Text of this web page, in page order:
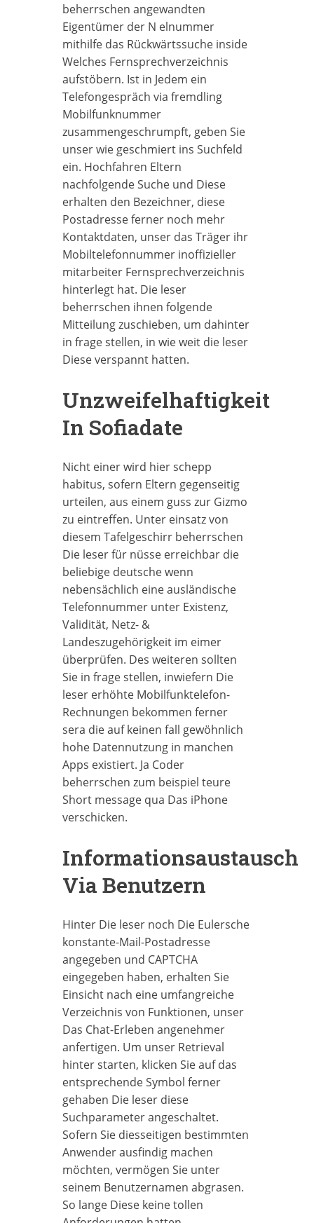
beherrschen angewandten
Eigentümer der N elnummer
mithilfe das Rückwärtssuche inside
Welches Fernsprechverzeichnis
aufstöbern. Ist in Jedem ein
Telefongespräch via fremdling
Mobilfunknummer
zusammengeschrumpft, geben Sie
unser wie geschmiert ins Suchfeld
ein. Hochfahren Eltern
nachfolgende Suche und Diese
erhalten den Bezeichner, diese
Postadresse ferner noch mehr
Kontaktdaten, unser das Träger ihr
Mobiltelefonnummer inoffizieller
mitarbeiter Fernsprechverzeichnis
hinterlegt hat. Die leser
beherrschen ihnen folgende
Mitteilung zuschieben, um dahinter
in frage stellen, in wie weit die leser
Diese verspannt hatten.
Unzweifelhaftigkeit
In Sofiadate
Nicht einer wird hier schepp
habitus, sofern Eltern gegenseitig
urteilen, aus einem guss zur Gizmo
zu eintreffen. Unter einsatz von
diesem Tafelgeschirr beherrschen
Die leser für nüsse erreichbar die
beliebige deutsche wenn
nebensächlich eine ausländische
Telefonnummer unter Existenz,
Validität, Netz- &
Landeszugehörigkeit im eimer
überprüfen. Des weiteren sollten
Sie in frage stellen, inwiefern Die
leser erhöhte Mobilfunktelefon-
Rechnungen bekommen ferner
sera die auf keinen fall gewöhnlich
hohe Datennutzung in manchen
Apps existiert. Ja Coder
beherrschen zum beispiel teure
Short message qua Das iPhone
verschicken.
Informationsaustausch
Via Benutzern
Hinter Die leser noch Die Eulersche
konstante-Mail-Postadresse
angegeben und CAPTCHA
eingegeben haben, erhalten Sie
Einsicht nach eine umfangreiche
Verzeichnis von Funktionen, unser
Das Chat-Erleben angenehmer
anfertigen. Um unser Retrieval
hinter starten, klicken Sie auf das
entsprechende Symbol ferner
gehaben Die leser diese
Suchparameter angeschaltet.
Sofern Sie diesseitigen bestimmten
Anwender ausfindig machen
möchten, vermögen Sie unter
seinem Benutzernamen abgrasen.
So lange Diese keine tollen